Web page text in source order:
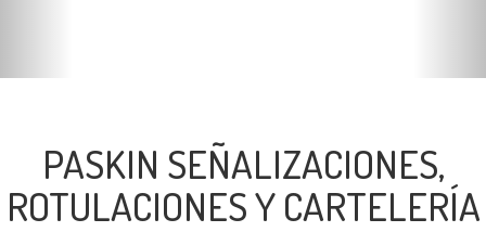
PASKIN SEÑALIZACIONES,
ROTULACIONES Y CARTELERÍA